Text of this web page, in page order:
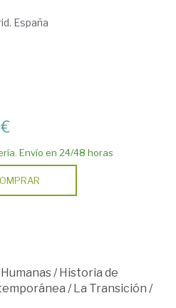
España
Envío en 24/48 horas
/ Historia de
/ La Transición /